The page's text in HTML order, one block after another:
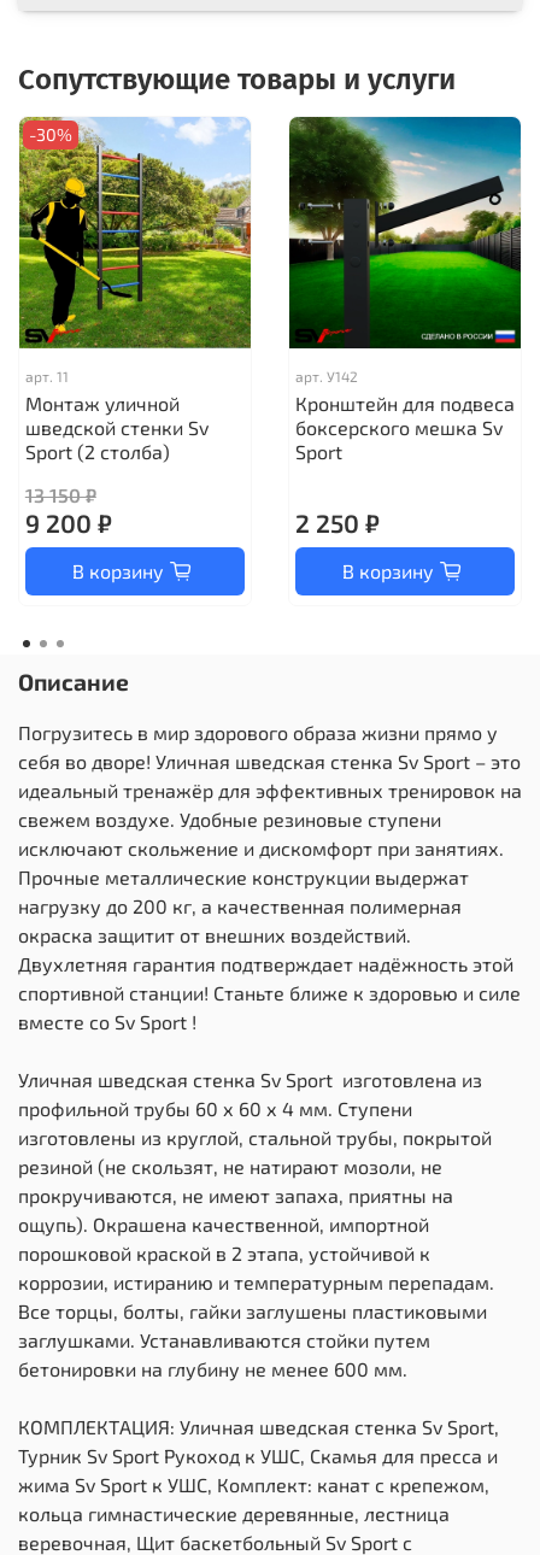
Сопутствующие товары и услуги
-30%
арт. 11
Монтаж уличной
шведской стенки Sv
Sport (2 столба)
13 150 ₽
9 200 ₽
В корзину
арт. У142
Кронштейн для подвеса
боксерского мешка Sv
Sport
2 250 ₽
В корзину
Описание
Погрузитесь в мир здорового образа жизни прямо у
себя во дворе! Уличная шведская стенка Sv Sport – это
идеальный тренажёр для эффективных тренировок на
свежем воздухе. Удобные резиновые ступени
исключают скольжение и дискомфорт при занятиях.
Прочные металлические конструкции выдержат
нагрузку до 200 кг, а качественная полимерная
окраска защитит от внешних воздействий.
Двухлетняя гарантия подтверждает надёжность этой
спортивной станции! Станьте ближе к здоровью и силе
вместе со Sv Sport !
Уличная шведская стенка Sv Sport изготовлена из
профильной трубы 60 х 60 х 4 мм. Ступени
изготовлены из круглой, стальной трубы, покрытой
резиной (не скользят, не натирают мозоли, не
прокручиваются, не имеют запаха, приятны на
ощупь). Окрашена качественной, импортной
порошковой краской в 2 этапа, устойчивой к
коррозии, истиранию и температурным перепадам.
Все торцы, болты, гайки заглушены пластиковыми
заглушками. Устанавливаются стойки путем
бетонировки на глубину не менее 600 мм.
КОМПЛЕКТАЦИЯ: Уличная шведская стенка Sv Sport,
Турник Sv Sport Рукоход к УШС, Скамья для пресса и
жима Sv Sport к УШС, Комплект: канат с крепежом,
кольца гимнастические деревянные, лестница
веревочная, Щит баскетбольный Sv Sport c